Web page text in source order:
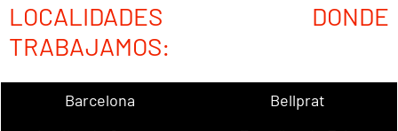
LOCALIDADES DONDE
TRABAJAMOS:
Barcelona
Bellprat